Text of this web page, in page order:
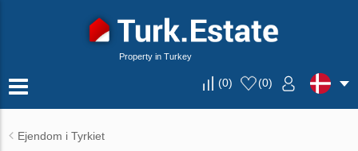
Property in Turkey
(0) (0)
Ejendom i Tyrkiet